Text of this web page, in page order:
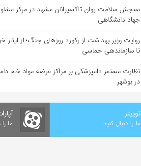
سنجش سلامت روان تاکسیرانان مشهد در مرکز
جهاد دانشگاهی
روایت وزیر بهداشت از رکورد روزهای جنگ؛ از ایثار
تا سازماندهی حماسی
نظارت مستمر دامپزشکی بر مراکز عرضه مواد خام
در بوشهر
ما
توییتر
ما را دنبال کنید